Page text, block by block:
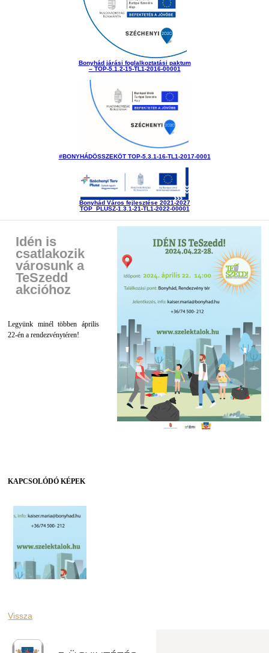
Bonyhád járási foglalkoztatási paktum
– TOP-5.1.2-15-TL1-2016-00001
#BONYHÁDÖSSZEKÖT TOP-5.3.1-16-TL1-2017-0001
Bonyhád Város fejlesztése 2021-2027
TOP_PLUSZ-1.3.1-21-TL1-2022-00001
Idén is
csatlakozik
városunk a
TeSzedd
akcióhoz
Legyünk minél többen április
22-én a rendezvénytéren!
KAPCSOLÓDÓ KÉPEK
Vissza